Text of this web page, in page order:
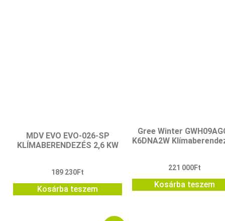
MDV EVO EVO-026-SP
KLÍMABERENDEZÉS 2,6 KW
189 230Ft
Kosárba teszem
Gree Winter
K6DNA2W
221 000Ft
Kosárba teszem